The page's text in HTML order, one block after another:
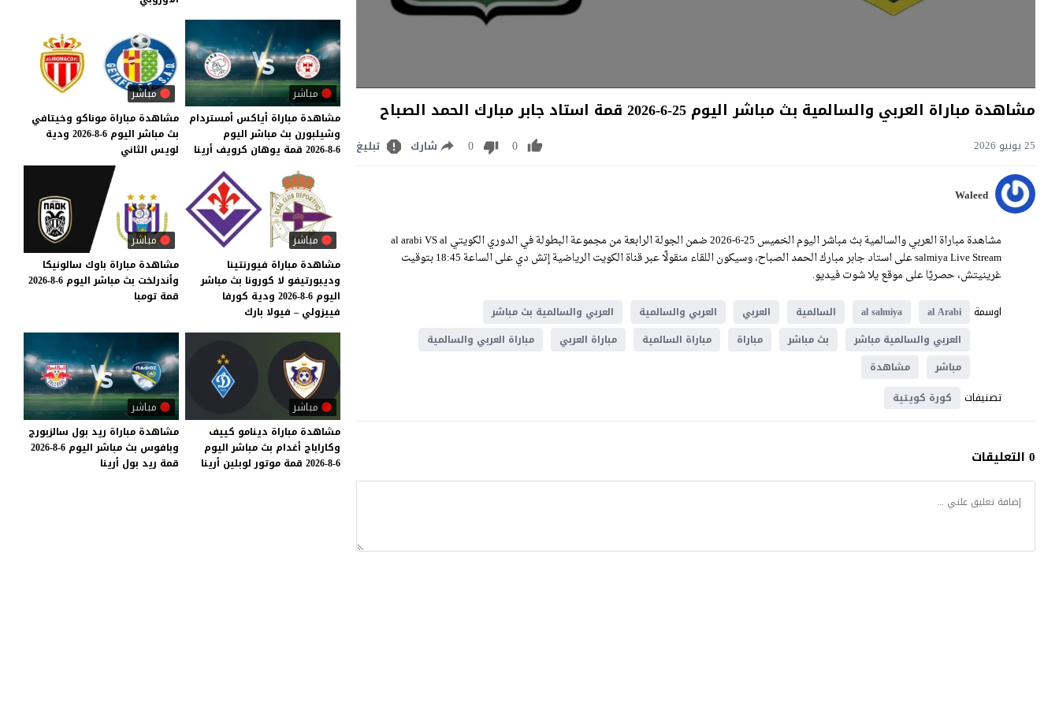
مشاهدة مباراة العربي والسالمية بث مباشر اليوم 25-6-2026 قمة استاد جابر مبارك الحمد الصباح
25 يونيو 2026 0
0 شارك تبليغ
Waleed
مشاهدة مباراة العربي والسالمية بث مباشر اليوم الخميس 25-6-2026 ضمن الجولة الرابعة من مجموعة البطولة في الدوري الكويتي al arabi VS al
salmiya Live Stream على استاد جابر مبارك الحمد الصباح، وسيكون اللقاء منقولًا عبر قناة الكويت الرياضية إتش دي على الساعة 18:45 بتوقيت
غرينيتش، حصريًا على موقع يلا شوت فيديو.
اوسمة
al Arabi
al salmiya السالمية العربي العربي والسالمية
العربي والسالمية بث مباشر
العربي والسالمية مباشر
بث مباشر مباراة مباراة السالمية مباراة العربي
مباراة العربي والسالمية
مباشر
مشاهدة
تصنيفات كورة كويتية
0 التعليقات
مباشر
مشاهدة مباراة أياكس أمستردام
وشيلبورن بث مباشر اليوم
6-8-2026
قمة يوهان كرويف أرينا
مباشر
مشاهدة مباراة موناكو وخيتافي
بث مباشر اليوم 6-8-2026
ودية
لويس الثاني
مباشر
مشاهدة مباراة فيورنتينا
وديبورتيفو لا كورونا بث مباشر
اليوم 6-8-2026 ودية كورفا
فييزولي – فيولا بارك
مباشر
مشاهدة مباراة باوك سالونيكا
وأندرلخت بث مباشر اليوم 6-8-2026
قمة تومبا
مباشر
مشاهدة مباراة دينامو كييف
وكاراباج أغدام بث مباشر اليوم
6-8-2026
قمة موتور لوبلين أرينا
مباشر
مشاهدة مباراة ريد بول سالزبورج
وبافوس بث مباشر اليوم 6-8-2026
قمة ريد بول أرينا